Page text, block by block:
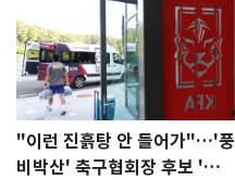
"이런 진흙탕 안 들어가"…'풍
비박산' 축구협회장 후보 '실